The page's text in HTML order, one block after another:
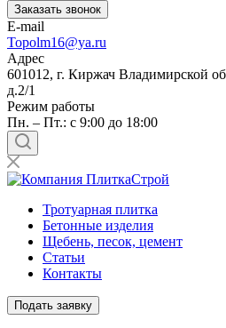
Заказать звонок
E-mail
Topolm16@ya.ru
Адрес
601012, г. Киржач Владимирской
д.2/1
Режим работы
Пн. – Пт.: с 9:00 до 18:00
Тротуарная плитка
Бетонные изделия
Щебень, песок, цемент
Статьи
Контакты
Подать заявку